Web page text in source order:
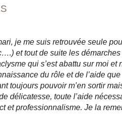
je me suis retrouvée seule
et tout de suite les démarches
qui s’est abattu sur moi et
du rôle et de l’aide
toujours pouvoir m’en sortir
délicatesse, toute l’aide
et professionnalisme. Je la